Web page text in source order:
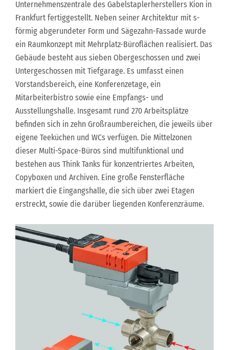
Unternehmenszentrale des Gabelstaplerherstellers Kion in
Frankfurt fertiggestellt. Neben seiner Architektur mit s-
förmig abgerundeter Form und Sägezahn-Fassade wurde
ein Raumkonzept mit Mehrplatz-Büroflächen realisiert. Das
Gebäude besteht aus sieben Obergeschossen und zwei
Untergeschossen mit Tiefgarage. Es umfasst einen
Vorstandsbereich, eine Konferenzetage, ein
Mitarbeiterbistro sowie eine Empfangs- und
Ausstellungshalle. Insgesamt rund 270 Arbeitsplätze
befinden sich in zehn Großraumbereichen, die jeweils über
eigene Teeküchen und WCs verfügen. Die Mittelzonen
dieser Multi-Space-Büros sind multifunktional und
bestehen aus Think Tanks für konzentriertes Arbeiten,
Copyboxen und Archiven. Eine große Fensterfläche
markiert die Eingangshalle, die sich über zwei Etagen
erstreckt, sowie die darüber liegenden Konferenzräume.